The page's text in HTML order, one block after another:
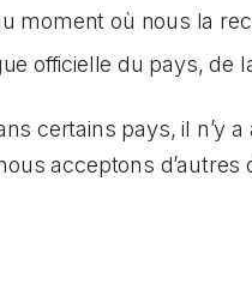
moment où nous la
officielle du pays, de
certains pays, il n’y
acceptons d’autres